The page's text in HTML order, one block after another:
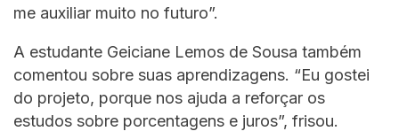
me auxiliar muito no futuro”.
A estudante Geiciane Lemos de Sousa também
comentou sobre suas aprendizagens. “Eu gostei
do projeto, porque nos ajuda a reforçar os
estudos sobre porcentagens e juros”, frisou.